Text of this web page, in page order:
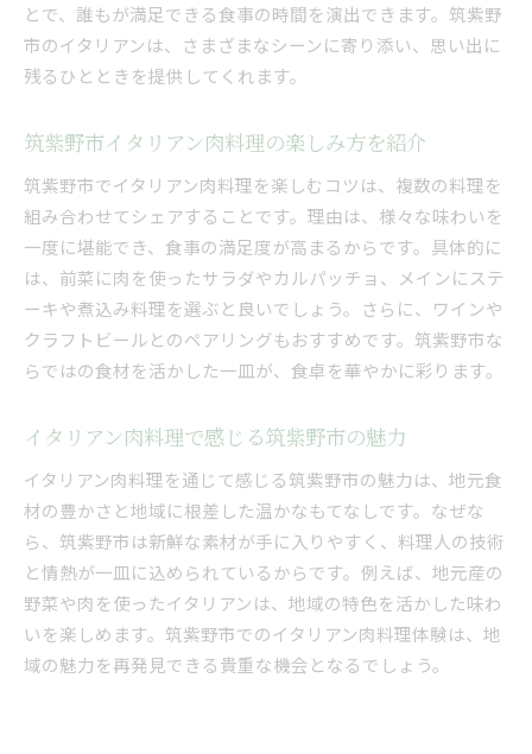
とで、誰もが満足できる食事の時間を演出できます。筑紫野
市のイタリアンは、さまざまなシーンに寄り添い、思い出に
残るひとときを提供してくれます。
筑紫野市イタリアン肉料理の楽しみ方を紹介
筑紫野市でイタリアン肉料理を楽しむコツは、複数の料理を
組み合わせてシェアすることです。理由は、様々な味わいを
一度に堪能でき、食事の満足度が高まるからです。具体的に
は、前菜に肉を使ったサラダやカルパッチョ、メインにステ
ーキや煮込み料理を選ぶと良いでしょう。さらに、ワインや
クラフトビールとのペアリングもおすすめです。筑紫野市な
らではの食材を活かした一皿が、食卓を華やかに彩ります。
イタリアン肉料理で感じる筑紫野市の魅力
イタリアン肉料理を通じて感じる筑紫野市の魅力は、地元食
材の豊かさと地域に根差した温かなもてなしです。なぜな
ら、筑紫野市は新鮮な素材が手に入りやすく、料理人の技術
と情熱が一皿に込められているからです。例えば、地元産の
野菜や肉を使ったイタリアンは、地域の特色を活かした味わ
いを楽しめます。筑紫野市でのイタリアン肉料理体験は、地
域の魅力を再発見できる貴重な機会となるでしょう。